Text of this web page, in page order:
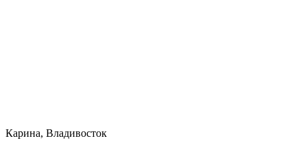
Карина, Владивосток